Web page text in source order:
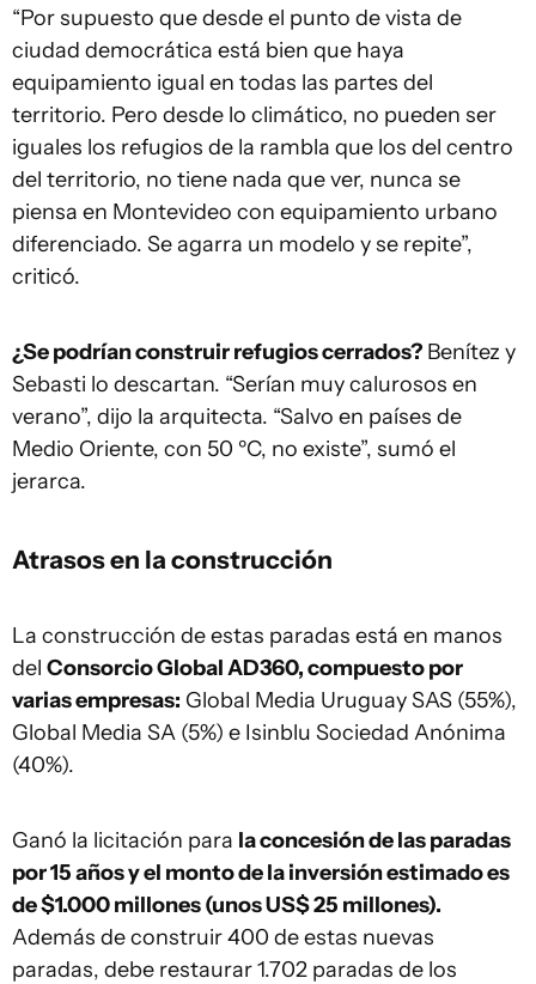
“Por supuesto que desde el punto de vista de
ciudad democrática está bien que haya
equipamiento igual en todas las partes del
territorio. Pero desde lo climático, no pueden ser
iguales los refugios de la rambla que los del centro
del territorio, no tiene nada que ver, nunca se
piensa en Montevideo con equipamiento urbano
diferenciado. Se agarra un modelo y se repite”,
criticó.
¿Se podrían construir refugios cerrados? Benítez y
Sebasti lo descartan. “Serían muy calurosos en
verano”, dijo la arquitecta. “Salvo en países de
Medio Oriente, con 50 ºC, no existe”, sumó el
jerarca.
Atrasos en la construcción
La construcción de estas paradas está en manos
del Consorcio Global AD360, compuesto por
varias empresas: Global Media Uruguay SAS (55%),
Global Media SA (5%) e Isinblu Sociedad Anónima
(40%).
Ganó la licitación para la concesión de las paradas
por 15 años y el monto de la inversión estimado es
de $1.000 millones (unos US$ 25 millones).
Además de construir 400 de estas nuevas
paradas, debe restaurar 1.702 paradas de los